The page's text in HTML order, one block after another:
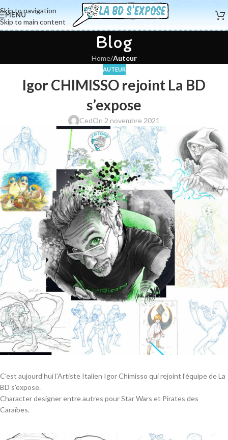
Skip to navigation
Skip to main content
MENU
Blog
Home/Auteur
AUTEUR
Igor CHIMISSO rejoint La BD
s’expose
CedOn 2 novembre 2021
C’est aujourd’hui l’Artiste Italien Igor Chimisso qui rejoint l’équipe de La
BD s’expose.
Character designer entre autres pour Star Wars et Pirates des
Caraïbes.